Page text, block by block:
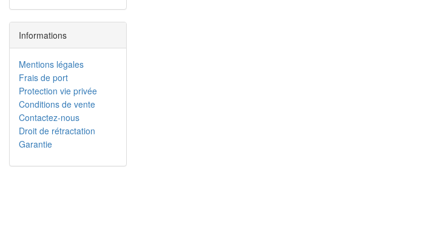
Informations
Mentions légales
Frais de port
Protection vie privée
Conditions de vente
Contactez-nous
Droit de rétractation
Garantie